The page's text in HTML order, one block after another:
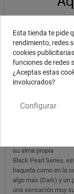
DESCRIPCIÓN
Platos fabricados
su alma propia
Black Pearl Series,
baqueta como en la
algo mas (Dark) y un
una sensación muy
Esta tienda te pide
rendimiento, redes
cookies
funciones de redes
¿Aceptas estas
involucrados?
Configurar